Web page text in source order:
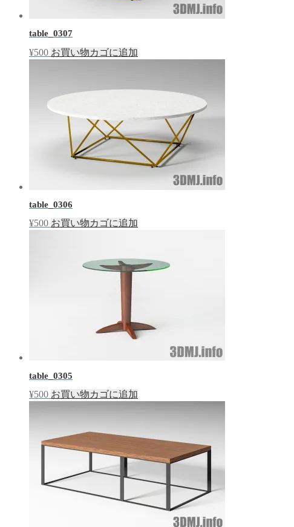
table_0307
¥500 お買い物カゴに追加
table_0306
¥500 お買い物カゴに追加
table_0305
¥500 お買い物カゴに追加